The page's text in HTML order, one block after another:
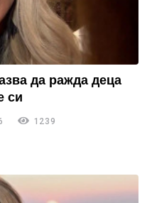
да ражда деца
си
1239